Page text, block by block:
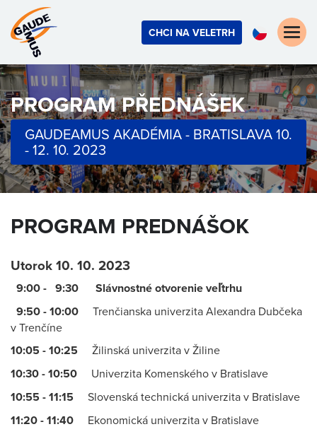
CHCI NA VELETRH
Toggle
PROGRAM PŘEDNÁŠEK
GAUDEAMUS AKADÉMIA - BRATISLAVA 10.
- 12. 10. 2023
PROGRAM PREDNÁŠOK
Utorok 10. 10. 2023
9:00 - 9:30 Slávnostné otvorenie veľtrhu
9:50 - 10:00 Trenčianska univerzita Alexandra Dubčeka
v Trenčíne
10:05 - 10:25 Žilinská univerzita v Žiline
10:30 - 10:50 Univerzita Komenského v Bratislave
10:55 - 11:15 Slovenská technická univerzita v Bratislave
11:20 - 11:40 Ekonomická univerzita v Bratislave